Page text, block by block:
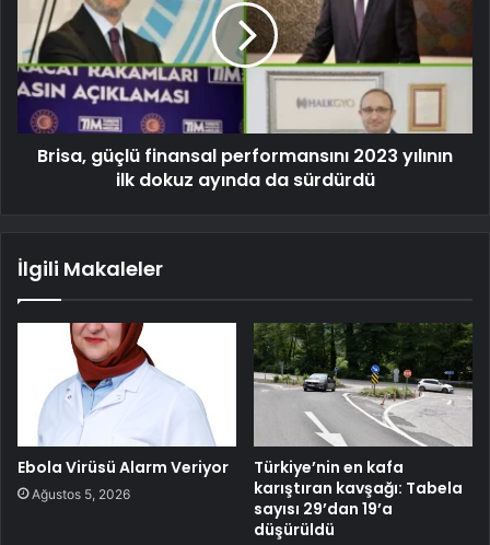
Brisa, güçlü finansal performansını 2023 yılının
ilk dokuz ayında da sürdürdü
İlgili Makaleler
Ebola Virüsü Alarm Veriyor
Ağustos 5, 2026
Türkiye’nin en kafa
karıştıran kavşağı: Tabela
sayısı 29’dan 19’a
düşürüldü